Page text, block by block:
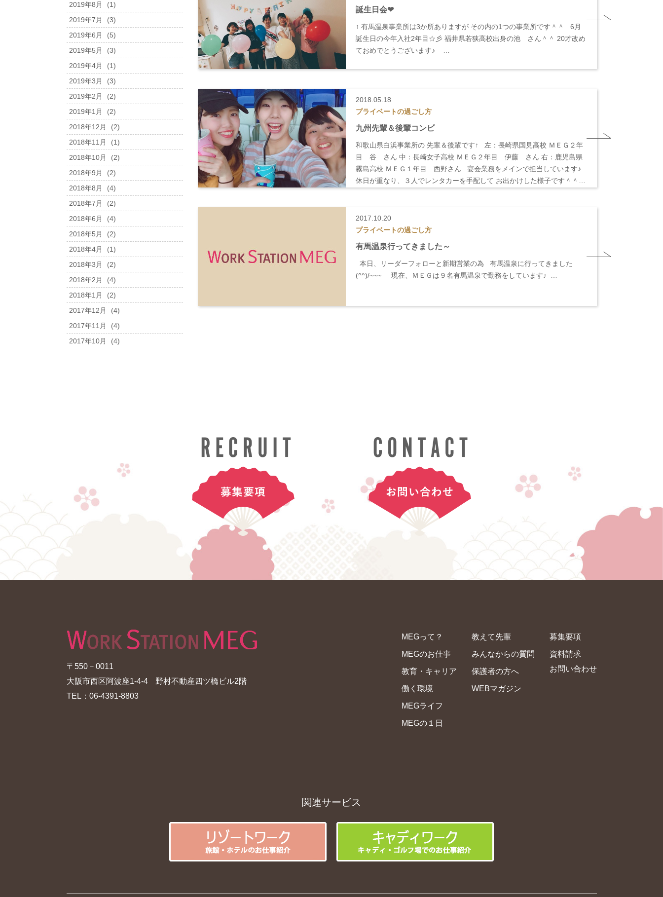
誕生日会❤
↑ 有馬温泉事業所は3か所ありますが その内の1つの事業所です＾＾ 6月
誕生日の今年入社2年目☆彡 福井県若狭高校出身の池 さん＾＾ 20才改め
ておめでとうございます♪ …
2018.05.18
プライベートの過ごし方
九州先輩＆後輩コンビ
和歌山県白浜事業所の 先輩＆後輩です↑ 左：長崎県国見高校 ＭＥＧ２年
目 谷 さん 中：長崎女子高校 ＭＥＧ２年目 伊藤 さん 右：鹿児島県
霧島高校 ＭＥＧ１年目 西野さん 宴会業務をメインで担当しています♪
休日が重なり、３人でレンタカーを手配して お出かけした様子です＾＾…
2017.10.20
プライベートの過ごし方
有馬温泉行ってきました～
本日、リーダーフォローと新期営業の為 有馬温泉に行ってきました
(^^)/~~~ 現在、ＭＥＧは９名有馬温泉で勤務をしています♪ …
2019年8月
(1)
2019年7月
(3)
2019年6月
(5)
2019年5月
(3)
2019年4月
(1)
2019年3月
(3)
2019年2月
(2)
2019年1月
(2)
2018年12月
(2)
2018年11月
(1)
2018年10月
(2)
2018年9月
(2)
2018年8月
(4)
2018年7月
(2)
2018年6月
(4)
2018年5月
(2)
2018年4月
(1)
2018年3月
(2)
2018年2月
(4)
2018年1月
(2)
2017年12月
(4)
2017年11月
(4)
2017年10月
(4)
〒550－0011
大阪市西区阿波座1-4-4
野村不動産四ツ橋ビル2階
TEL： 06-4391-8803
MEGって？
MEGのお仕事
教育・キャリア
働く環境
MEGライフ
MEGの１日
教えて先輩
みんなからの質問
保護者の方へ
WEBマガジン
募集要項
資料請求
お問い合わせ
関連サービス